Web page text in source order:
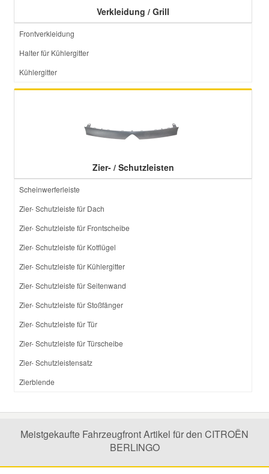
Verkleidung / Grill
Frontverkleidung
Halter für Kühlergitter
Kühlergitter
Zier- / Schutzleisten
Scheinwerferleiste
Zier- Schutzleiste für Dach
Zier- Schutzleiste für Frontscheibe
Zier- Schutzleiste für Kotflügel
Zier- Schutzleiste für Kühlergitter
Zier- Schutzleiste für Seitenwand
Zier- Schutzleiste für Stoßfänger
Zier- Schutzleiste für Tür
Zier- Schutzleiste für Türscheibe
Zier- Schutzleistensatz
Zierblende
Meistgekaufte Fahrzeugfront Artikel für den CITROËN
BERLINGO